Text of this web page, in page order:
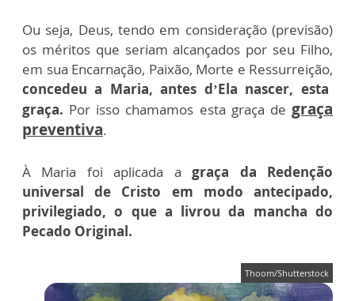
Ou seja, Deus, tendo em consideração (previsão)
os méritos que seriam alcançados por seu Filho,
em sua Encarnação, Paixão, Morte e Ressurreição,
concedeu a Maria, antes d’Ela nascer, esta
graça. Por isso chamamos esta graça de graça
preventiva.
À Maria foi aplicada agraça da Redenção
universal de Cristo em modo antecipado,
privilegiado, o que a livrou da mancha do
Pecado Original.
Thoom/Shutterstock